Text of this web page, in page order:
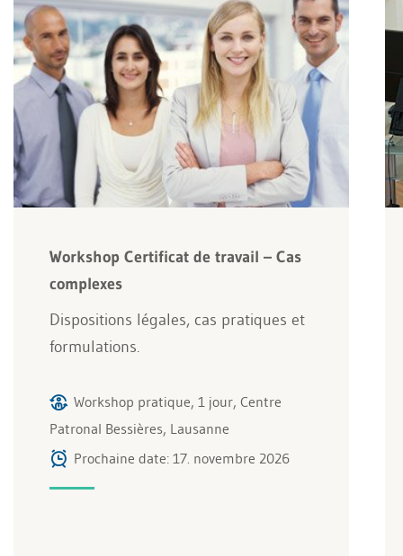
Workshop Certificat de travail – Cas
complexes
Dispositions légales, cas pratiques et
formulations.
Workshop pratique, 1 jour, Centre
Patronal Bessières, Lausanne
Prochaine date: 17. novembre 2026